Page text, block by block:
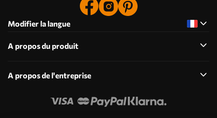
Modifier la langue
A propos du produit
A propos de l'entreprise